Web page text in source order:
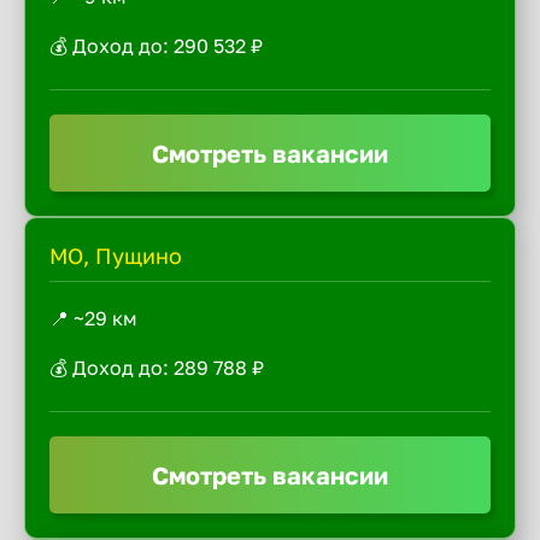
💰 Доход до: 290 532 ₽
Смотреть вакансии
МО, Пущино
📍 ~29 км
💰 Доход до: 289 788 ₽
Смотреть вакансии